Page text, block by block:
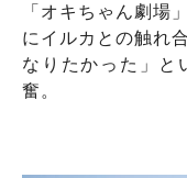
「オキちゃん劇場
にイルカとの触れ
なりたかった」と
奮。